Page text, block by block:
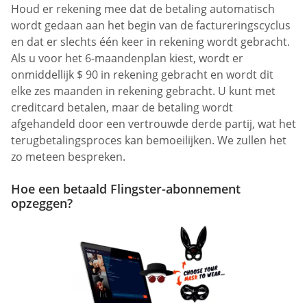
Houd er rekening mee dat de betaling automatisch
wordt gedaan aan het begin van de factureringscyclus
en dat er slechts één keer in rekening wordt gebracht.
Als u voor het 6-maandenplan kiest, wordt er
onmiddellijk $ 90 in rekening gebracht en wordt dit
elke zes maanden in rekening gebracht. U kunt met
creditcard betalen, maar de betaling wordt
afgehandeld door een vertrouwde derde partij, wat het
terugbetalingsproces kan bemoeilijken. We zullen het
zo meteen bespreken.
Hoe een betaald Flingster-abonnement
opzeggen?